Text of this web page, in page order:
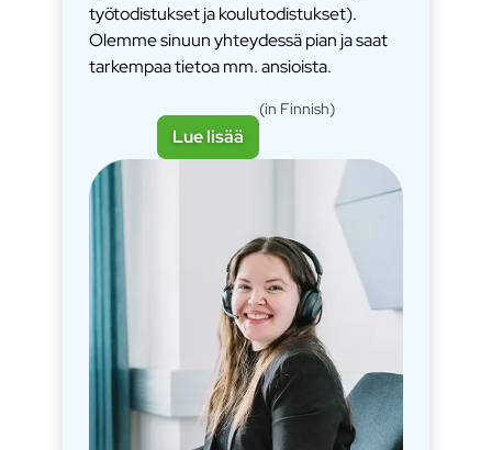
työtodistukset ja koulutodistukset).
Olemme sinuun yhteydessä pian ja saat
tarkempaa tietoa mm. ansioista.
Lue lisää
(in Finnish)